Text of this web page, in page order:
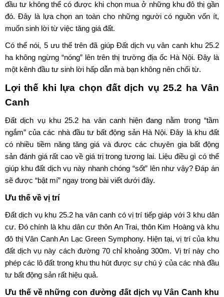
đầu tư không thể có được khi chọn mua ở những khu đô thị gần
đó. Đây là lựa chọn an toàn cho những người có nguồn vốn ít,
muốn sinh lời từ việc tăng giá đất.
Có thể nói, 5 ưu thế trên đã giúp Đất dịch vụ vân canh khu 25.2
ha không ngừng “nóng” lên trên thị trường địa ốc Hà Nội. Đây là
một kênh đầu tư sinh lời hấp dẫn mà bạn không nên chối từ.
Lợi thế khi lựa chọn đất dịch vụ 25.2 ha Vân
Canh
Đất dịch vụ khu 25.2 ha vân canhhiện đang nằm trong “tầm
ngắm” của các nhà đầu tư bất động sản Hà Nội. Đây là khu đất
có nhiều tiềm năng tăng giá và được các chuyên gia bất động
sản đánh giá rất cao về giá trị trong tương lai. Liệu điều gì có thể
giúp khu đất dịch vụ này nhanh chóng “sốt” lên như vậy? Đáp án
sẽ được “bật mí” ngay trong bài viết dưới đây.
Ưu thế về vị trí
Đất dịch vụ khu 25.2 ha vân canh có vị trí tiếp giáp với 3 khu dân
cư. Đó chính là khu dân cư thôn An Trai, thôn Kim Hoàng và khu
đô thị Vân Canh An Lạc Green Symphony. Hiện tại, vị trí của khu
đất dịch vụ này cách đường 70 chỉ khoảng 300m. Vị trí này cho
phép các lô đất trong khu thu hút được sự chú ý của các nhà đầu
tư bất động sản rất hiệu quả.
Ưu thế về những con đường đất dịch vụ Vân Canh khu